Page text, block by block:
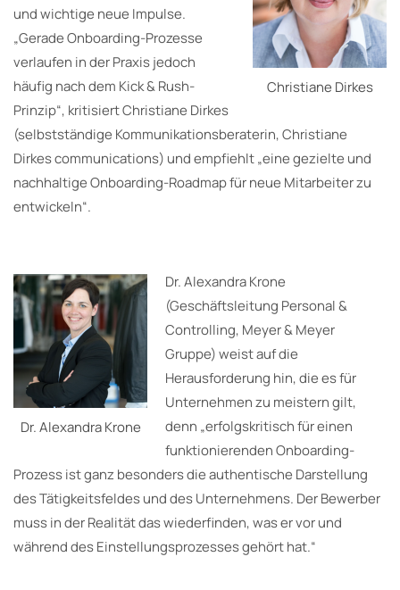
Christiane Dirkes
und wichtige neue Impulse.
„Gerade Onboarding-Prozesse
verlaufen in der Praxis jedoch
häufig nach dem Kick & Rush-
Prinzip“, kritisiert Christiane Dirkes
(selbstständige Kommunikationsberaterin, Christiane
Dirkes communications) und empfiehlt „eine gezielte und
nachhaltige Onboarding-Roadmap für neue Mitarbeiter zu
entwickeln“.
Dr. Alexandra Krone
Dr. Alexandra Krone
(Geschäftsleitung Personal &
Controlling, Meyer & Meyer
Gruppe) weist auf die
Herausforderung hin, die es für
Unternehmen zu meistern gilt,
denn „erfolgskritisch für einen
funktionierenden Onboarding-
Prozess ist ganz besonders die authentische Darstellung
des Tätigkeitsfeldes und des Unternehmens. Der Bewerber
muss in der Realität das wiederfinden, was er vor und
während des Einstellungsprozesses gehört hat.“